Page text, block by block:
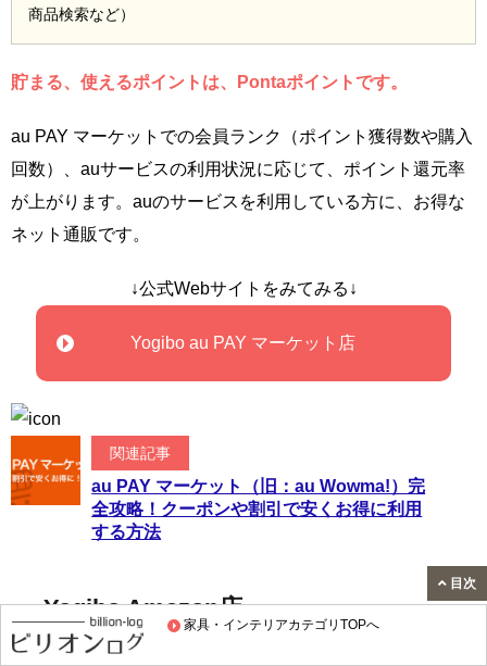
家具・インテリアカテゴリTOPへ
商品検索など）
貯まる、使えるポイントは、Pontaポイントです。
au PAY マーケットでの会員ランク（ポイント獲得数や購入
回数）、auサービスの利用状況に応じて、ポイント還元率
が上がります。auのサービスを利用している方に、お得な
ネット通販です。
↓公式Webサイトをみてみる↓
Yogibo au PAY マーケット店
関連記事
au PAY マーケット（旧：au Wowma!）完
全攻略！クーポンや割引で安くお得に利用
する方法
Yogibo Amazon店
目次